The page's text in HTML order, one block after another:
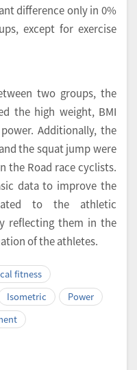
difference only in 0%
except for exercise
two groups, the
the high weight, BMI
Additionally, the
the squat jump were
the Road race cyclists.
data to improve the
to the athletic
reflecting them in the
of the athletes.
fitness
Isometric
Power